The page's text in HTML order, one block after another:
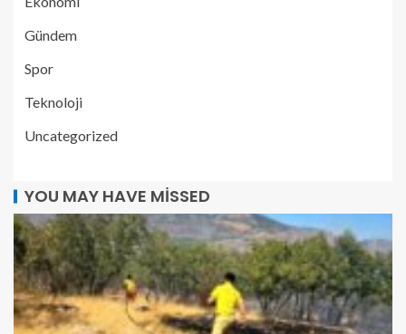
Gündem
Spor
Teknoloji
Uncategorized
YOU MAY HAVE MISSED